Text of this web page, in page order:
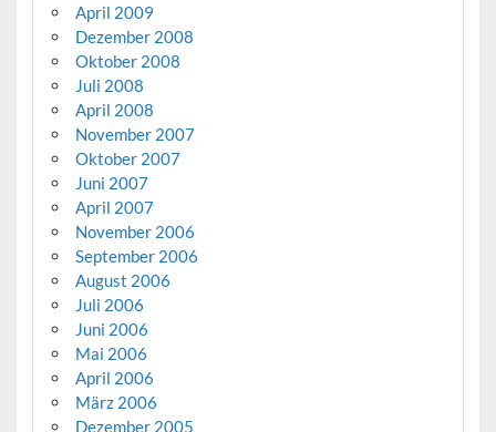
April 2009
Dezember 2008
Oktober 2008
Juli 2008
April 2008
November 2007
Oktober 2007
Juni 2007
April 2007
November 2006
September 2006
August 2006
Juli 2006
Juni 2006
Mai 2006
April 2006
März 2006
Dezember 2005